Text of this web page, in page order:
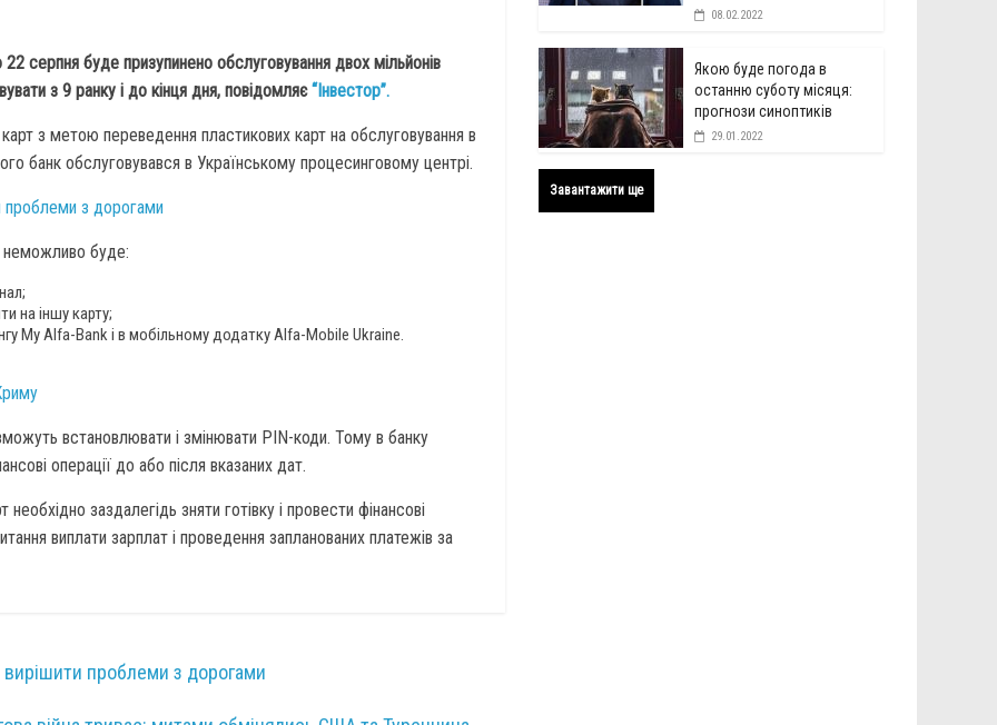
серпня буде призупинено обслуговування двох мільйонів
з 9 ранку і до кінця дня, повідомляє“Інвестор”.
з метою переведення пластикових карт на обслуговування в
банк обслуговувався в Українському процесинговому центрі.
проблеми з дорогами
неможливо буде:
на іншу карту;
My Alfa-Bank і в мобільному додатку Alfa-Mobile Ukraine.
встановлювати і змінювати PIN-коди. Тому в банку
операції до або після вказаних дат.
заздалегідь зняти готівку і провести фінансові
виплати зарплат і проведення запланованих платежів за
проблеми з дорогами
08.02.2022
Якою буде погода в
останню суботу місяця:
прогнози синоптиків
29.01.2022
Завантажити ще